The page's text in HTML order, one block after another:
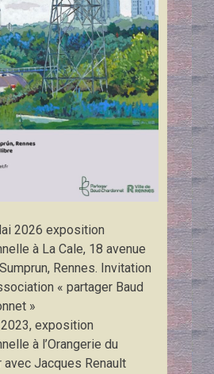
2026 exposition
à La Cale, 18 avenue
Rennes. Invitation
« partager Baud
»
exposition
à l’Orangerie du
avec Jacques Renault